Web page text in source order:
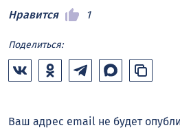
Нравится
1
Поделиться:
Ваш адрес email не будет